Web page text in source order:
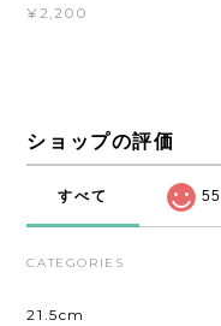
¥2,200
ショップの評価
すべて 55
CATEGORIES
21.5cm